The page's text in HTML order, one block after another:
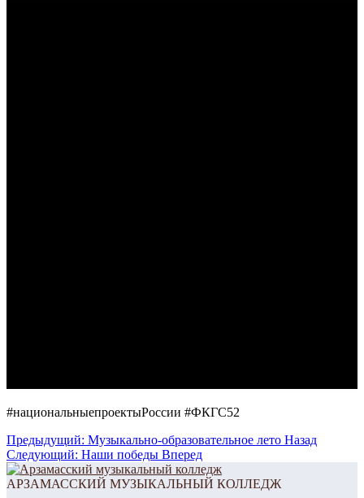
#национальныепроектыРоссии #ФКГС52
Предыдущий: Музыкально-образовательное лето Назад
Следующий: Наши победы Вперед
АРЗАМАССКИЙ МУЗЫКАЛЬНЫЙ КОЛЛЕДЖ